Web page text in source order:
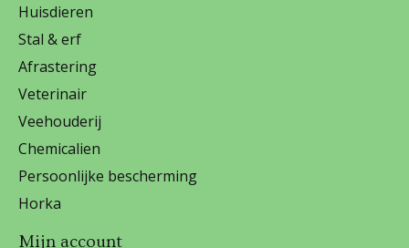
Huisdieren
Stal & erf
Afrastering
Veterinair
Veehouderij
Chemicalien
Persoonlijke bescherming
Horka
Mijn account